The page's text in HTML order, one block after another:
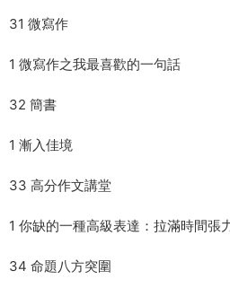
31 微寫作
1 微寫作之我最喜歡的一句話
32 簡書
1 漸入佳境
33 高分作文講堂
1 你缺的一種高級表達：拉滿時間張
34 命題八方突圍